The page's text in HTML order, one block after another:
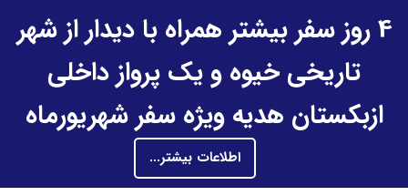
4 روز سفر بیشتر همراه با دیدار از شهر
تاریخی خیوه و یک پرواز داخلی
ازبکستان هدیه ویژه سفر شهریورماه
اطلاعات بیشتر...